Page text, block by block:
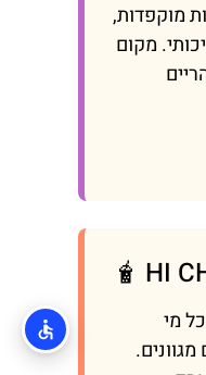
מוקפדות,
מקום
🧋 HI
מי